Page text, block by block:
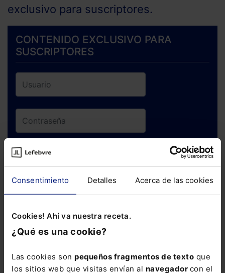
Consentimiento Detalles Acerca de las cookies
Cookies! Ahí va nuestra receta.
¿Qué es una cookie?
Las cookies son pequeños fragmentos de texto que
los sitios web que visitas envían al navegador con el
exclusivo para suscriptores.
CONTENIDO EXCLUSIVO PARA
SUSCRIPTORES
ENTRAR
Si todavía no te has suscrito, no pierdas
está oportunidad y adquiere tu acceso
con un25% de descuento .
110,00€ 66,00€